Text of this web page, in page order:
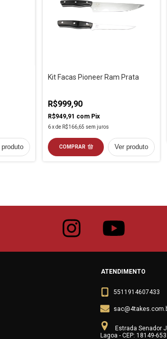
produto
Kit Facas Pioneer Ram Prata
R$999,90
R$949,91 com Pix
6xde R$166,65 sem juros
COMPRAR Ver produto
ATENDIMENTO
5511914607433
Estrada Senador
Lagoa - CEP: 18149-